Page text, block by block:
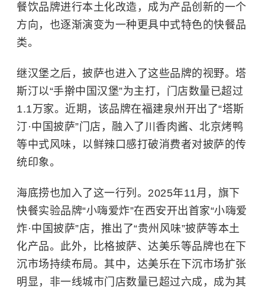
餐饮品牌进行本土化改造，成为产品创新的一个
方向，也逐渐演变为一种更具中式特色的快餐品
类。
继汉堡之后，披萨也进入了这些品牌的视野。塔
斯汀以“手擀中国汉堡”为主打，门店数量已超过
1.1万家。近期，该品牌在福建泉州开出了“塔斯
汀·中国披萨”门店，融入了川香肉酱、北京烤鸭
等中式风味，以鲜辣口感打破消费者对披萨的传
统印象。
海底捞也加入了这一行列。2025年11月，旗下
快餐实验品牌“小嗨爱炸”在西安开出首家“小嗨爱
炸·中国披萨”店，推出了“贵州风味”披萨等本土
化产品。此外，比格披萨、达美乐等品牌也在下
沉市场持续布局。其中，达美乐在下沉市场扩张
明显，非一线城市门店数量已超过六成，成为其